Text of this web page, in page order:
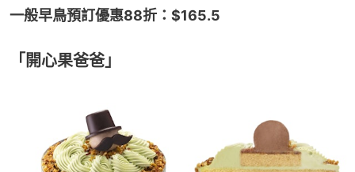
一般早鳥預訂優惠88折：$165.5
「開心果爸爸」